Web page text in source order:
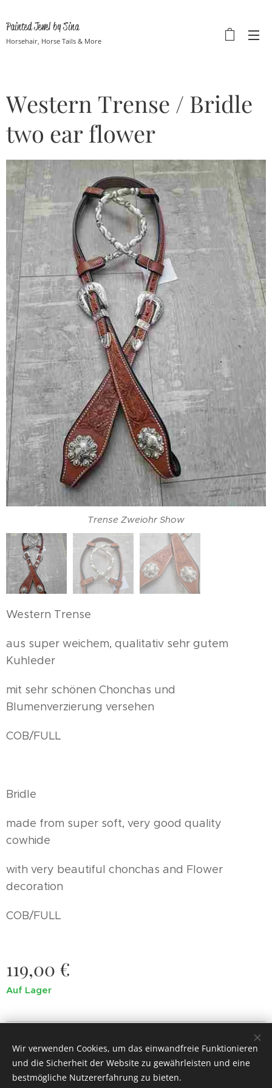
Painted Jewel by Sina
Horsehair, Horse Tails & More
Western Trense / Bridle
two ear flower
Trense Zweiohr Show
Trense Zweiohr
Trense Zweiohr Chonchas
Western Trense
aus super weichem, qualitativ sehr gutem
Kuhleder
mit sehr schönen Chonchas und
Blumenverzierung versehen
COB/FULL
Bridle
made from super soft, very good quality
cowhide
with very beautiful chonchas and Flower
decoration
COB/FULL
119,00 €
Auf Lager
Cookies
Wir verwenden Cookies, um das einwandfreie Funktionieren
und die Sicherheit der Website zu gewährleisten und eine
bestmögliche Nutzererfahrung zu bieten.